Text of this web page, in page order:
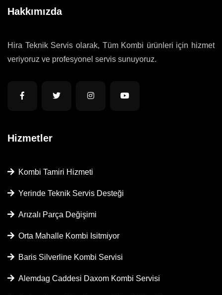
Hakkımızda
Hira Teknik Servis olarak, Tüm Kombi ürünleri için hizmet
veriyoruz ve profesyonel servis sunuyoruz.
Hizmetler
Kombi Tamiri Hizmeti
Yerinde Teknik Servis Desteği
Arızalı Parça Değişimi
Orta Mahalle Kombi Isitmiyor
Baris Silverline Kombi Servisi
Alemdag Caddesi Daxom Kombi Servisi